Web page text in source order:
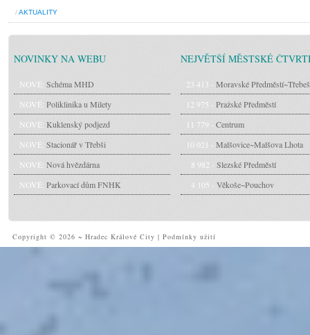
/AKTUALITY
NOVINKY NA WEBU
NOVÉ: Schéma MHD
NOVÉ: Poliklinika u Milety
NOVÉ: Kuklenský podjezd
NOVÉ: Stacionář v Třebši
NOVÉ: Nová hvězdárna
NOVÉ: Parkovací dům FNHK
NEJVĚTŠÍ MĚSTSKÉ
23 413 - Moravské Předměstí~Třebeš
12 975 - Pražské Předměstí
11 779 - Centrum
10 021 - Malšovice~Malšova Lhota
8 982 - Slezské Předměstí
4 105 - Věkoše~Pouchov
Copyright © 2026 ~ Hradec Králové City | Podmínky užití